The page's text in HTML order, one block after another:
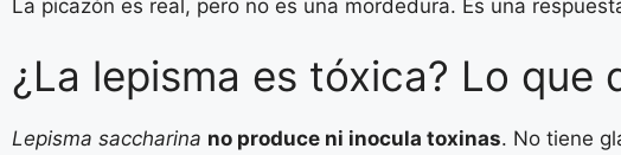
La picazón es real, pero no es una mordedura. Es una
¿La lepisma es tóxica? Lo que
Lepisma saccharina no produce ni inocula toxinas. No tiene